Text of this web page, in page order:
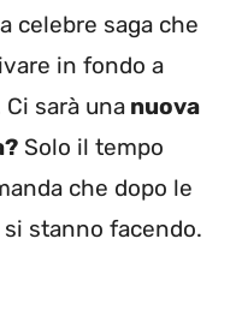
celebre saga che
in fondo a
sarà una nuova
Solo il tempo
che dopo le
stanno facendo.